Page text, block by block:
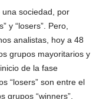
sociedad, por
y “losers”. Pero,
analistas, hoy a 48
grupos mayoritarios y
de la fase
“losers” son entre el
grupos “winners”,